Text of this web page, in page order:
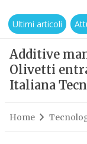
Ultimi articoli
Additive
Olivetti
Italiana
Home